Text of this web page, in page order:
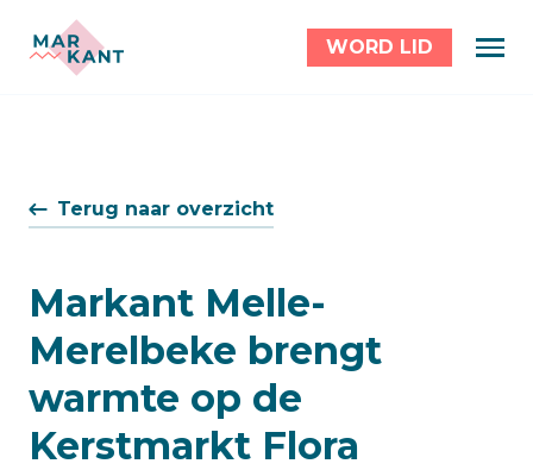
WORD LID
Terug naar overzicht
Markant Melle-
Merelbeke brengt
warmte op de
Kerstmarkt Flora